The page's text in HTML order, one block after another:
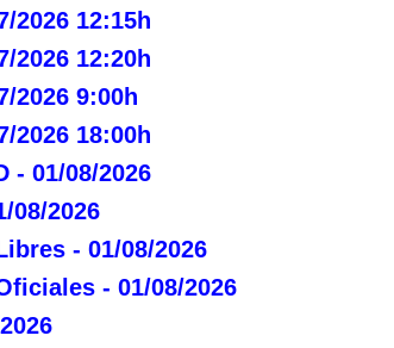
2026 12:15h
2026 12:20h
2026 9:00h
2026 18:00h
- 01/08/2026
08/2026
- 01/08/2026
- 01/08/2026